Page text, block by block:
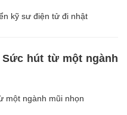
kỹ sư điện tử đi nhật
hút từ một ngành
một ngành mũi nhọn